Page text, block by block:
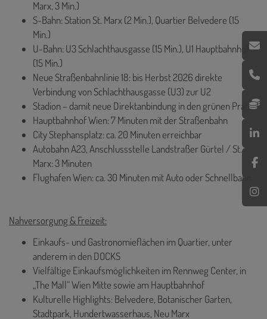
Marx, 3 Min.)
S-Bahn: Station St. Marx (2 Min.), Quartier Belvedere (15
Min.)
U-Bahn: U3 Schlachthausgasse (15 Min.), U1 Hauptbahnhof
(15 Min.)
Neue Straßenbahnlinie 18: bis Herbst 2026 direkte
Verbindung von Schlachthausgasse (U3) zur U2
Stadion – damit neue Direktanbindung in den grünen Prater
Hauptbahnhof Wien: 7 Minuten mit der Straßenbahn
City Stephansplatz: ca. 20 Minuten erreichbar
Autobahn A23, Anschlussstelle Landstraßer Gürtel / St.
Marx: 3 Minuten
Flughafen Wien: ca. 30 Minuten mit Auto oder Schnellbahn
Nahversorgung & Freizeit:
Einkaufs- und Gastronomieflächen im Quartier, unter
anderem in den DOCKS
Vielfältige Einkaufsmöglichkeiten im Rennweg Center, in
„The Mall“ Wien Mitte sowie am Hauptbahnhof
Kulturelle Highlights: Belvedere, Botanischer Garten,
Stadtpark, Hundertwasserhaus, Neu Marx